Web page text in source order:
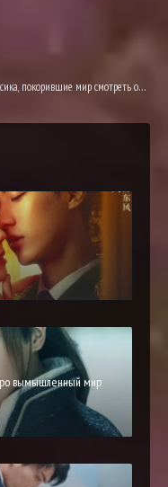
покорившие мир смотреть онлайн
вымышленный мир